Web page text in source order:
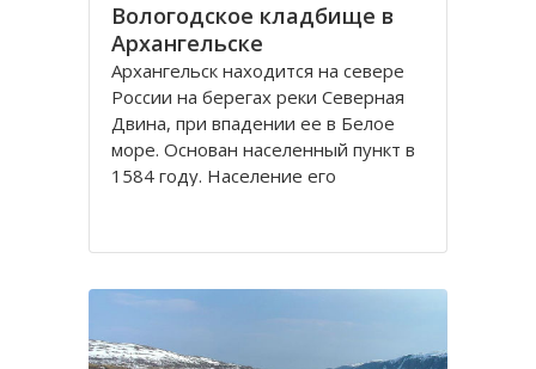
Вологодское кладбище в
Архангельске
Архангельск находится на севере
России на берегах реки Северная
Двина, при впадении ее в Белое
море. Основан населенный пункт в
1584 году. Население его
порт. На территории города, в
расположено Вологодское